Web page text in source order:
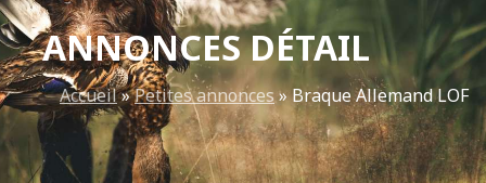
ANNONCES DÉTAIL
Accueil»Petites annonces»Braque Allemand LOF